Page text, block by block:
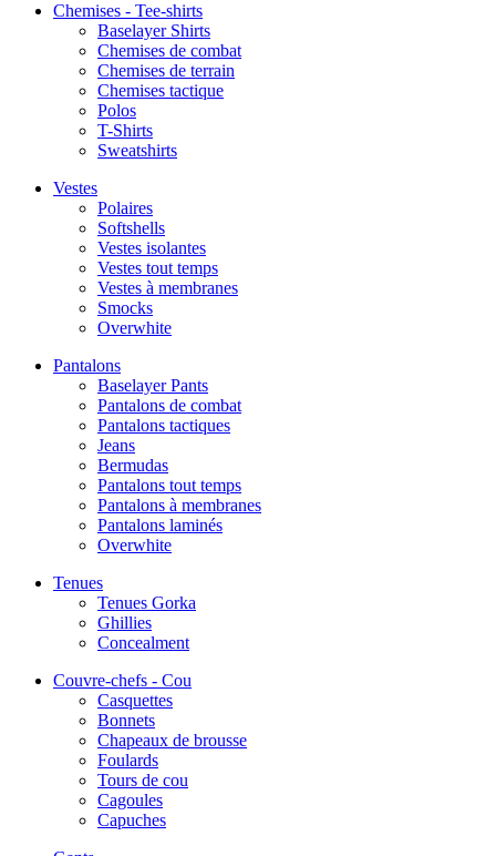
Chemises - Tee-shirts
Baselayer Shirts
Chemises de combat
Chemises de terrain
Chemises tactique
Polos
T-Shirts
Sweatshirts
Vestes
Polaires
Softshells
Vestes isolantes
Vestes tout temps
Vestes à membranes
Smocks
Overwhite
Pantalons
Baselayer Pants
Pantalons de combat
Pantalons tactiques
Jeans
Bermudas
Pantalons tout temps
Pantalons à membranes
Pantalons laminés
Overwhite
Tenues
Tenues Gorka
Ghillies
Concealment
Couvre-chefs - Cou
Casquettes
Bonnets
Chapeaux de brousse
Foulards
Tours de cou
Cagoules
Capuches